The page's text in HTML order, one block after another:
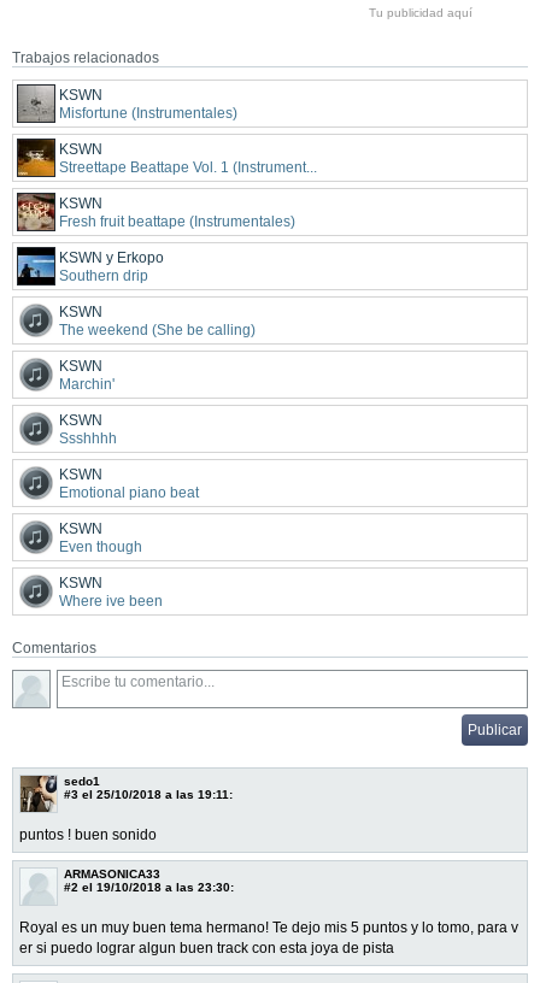
Tu publicidad aquí
Trabajos relacionados
KSWN
Misfortune (Instrumentales)
KSWN
Streettape Beattape Vol. 1 (Instrument...
KSWN
Fresh fruit beattape (Instrumentales)
KSWN y Erkopo
Southern drip
KSWN
The weekend (She be calling)
KSWN
Marchin'
KSWN
Ssshhhh
KSWN
Emotional piano beat
KSWN
Even though
KSWN
Where ive been
Comentarios
sedo1
#3 el 25/10/2018 a las 19:11:
puntos ! buen sonido
ARMASONICA33
#2 el 19/10/2018 a las 23:30:
Royal es un muy buen tema hermano! Te dejo mis 5 puntos y lo tomo, para v
er si puedo lograr algun buen track con esta joya de pista